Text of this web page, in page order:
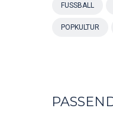
FUSSBALL
POPKULTUR